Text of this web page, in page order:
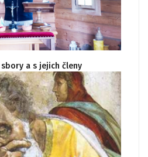
a s jejich členy